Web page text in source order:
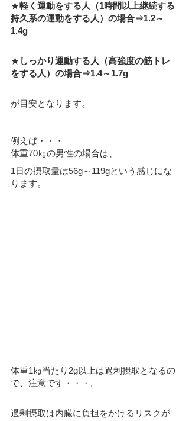
★軽く運動をする人（1時間以上継続する
持久系の運動をする人）の場合⇒1.2～
1.4g
★ しっかり運動する人（高強度の筋トレ
をする人）の場合⇒1.4～1.7g
が目安となります。
例えば・・・
体重70㎏の男性の場合は、
1日の摂取量は56g～119gという感じにな
ります。
体重1㎏当たり2g以上は過剰摂取となるの
で、注意です・・・。
過剰摂取は内臓に負担をかけるリスクが